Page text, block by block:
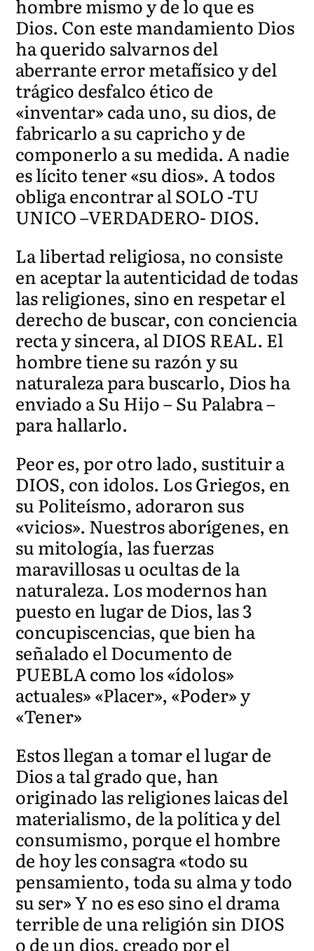
hombre mismo y de lo que es
Dios. Con este mandamiento Dios
ha querido salvarnos del
aberrante error metafísico y del
trágico desfalco ético de
«inventar» cada uno, su dios, de
fabricarlo a su capricho y de
componerlo a su medida. A nadie
es lícito tener «su dios». A todos
obliga encontrar al SOLO -TU
UNICO –VERDADERO- DIOS.
La libertad religiosa, no consiste
en aceptar la autenticidad de todas
las religiones, sino en respetar el
derecho de buscar, con conciencia
recta y sincera, al DIOS REAL. El
hombre tiene su razón y su
naturaleza para buscarlo, Dios ha
enviado a Su Hijo – Su Palabra –
para hallarlo.
Peor es, por otro lado, sustituir a
DIOS, con idolos. Los Griegos, en
su Politeísmo, adoraron sus
«vicios». Nuestros aborígenes, en
su mitología, las fuerzas
maravillosas u ocultas de la
naturaleza. Los modernos han
puesto en lugar de Dios, las 3
concupiscencias, que bien ha
señalado el Documento de
PUEBLA como los «ídolos»
actuales» «Placer», «Poder» y
«Tener»
Estos llegan a tomar el lugar de
Dios a tal grado que, han
originado las religiones laicas del
materialismo, de la política y del
consumismo, porque el hombre
de hoy les consagra «todo su
pensamiento, toda su alma y todo
su ser» Y no es eso sino el drama
terrible de una religión sin DIOS
o de un dios, creado por el